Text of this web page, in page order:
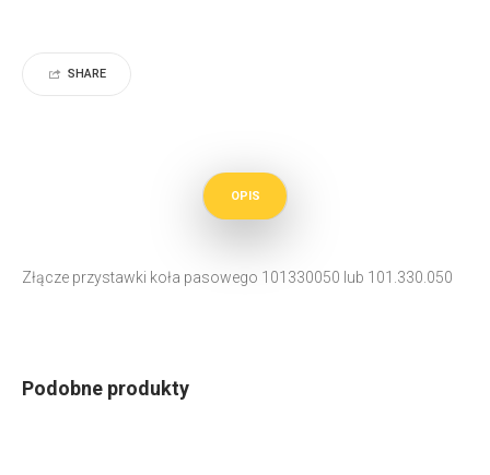
SHARE
OPIS
Złącze przystawki koła pasowego 101330050 lub 101.330.050
Podobne produkty